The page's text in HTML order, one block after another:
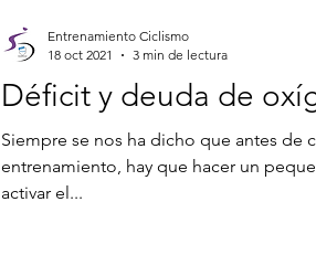
Déficit y deuda de
Siempre se nos ha dicho que antes de
entrenamiento, hay que hacer un
activar el...
Entrenamiento Ciclismo
18 oct 2021
3 min de lectura